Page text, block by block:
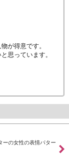
が得意です。
思っています。
ーの女性の表情パター